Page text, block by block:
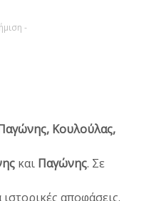
-
Κουλούλας,
και Παγώνης. Σε
αποφάσεις.